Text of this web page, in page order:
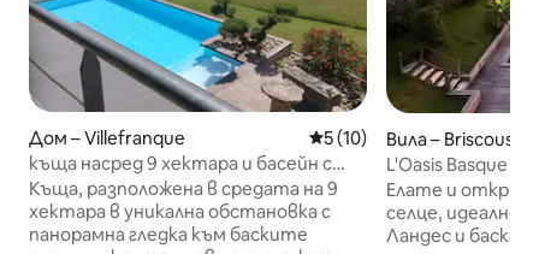
Дом – Villefranque Средна оценка: 5 от 5,
5 (10)
къща насред 9 хектара и басейн с
подгряване
Къща, разположена в средата на 9
хектара в уникална обстановка с
панорамна гледка към баските
Вила – Briscous
L'Oasis Basque
мин до
Елате и
селце, идеално разположено между
Ландес и